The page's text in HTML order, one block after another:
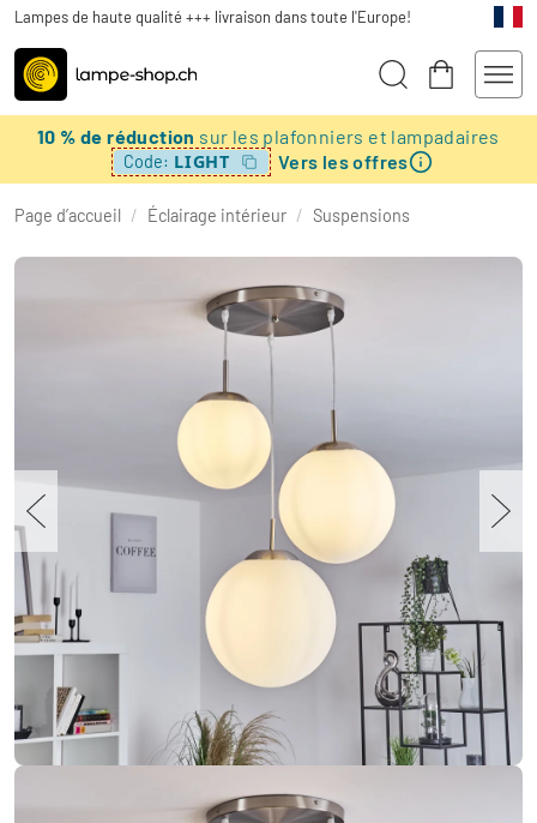
Lampes de haute qualité +++ livraison dans toute l'Europe!
10 % de réduction sur les plafonniers et lampadaires
Code: LIGHT Vers les offres
Page d’accueil / Éclairage intérieur / Suspensions